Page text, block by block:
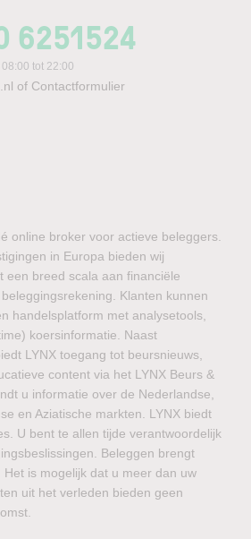
6251524
tot 22:00
of Contactformulier
online broker voor actieve beleggers.
in Europa bieden wij
een breed scala aan financiële
Klanten kunnen
handelsplatform met analysetools,
koersinformatie. Naast
LYNX toegang tot beursnieuws,
content via het LYNX Beurs &
u informatie over de Nederlandse,
en Aziatische markten. LYNX biedt
U bent te allen tijde verantwoordelijk
Beleggen brengt
Het is mogelijk dat u meer dan uw
uit het verleden bieden geen